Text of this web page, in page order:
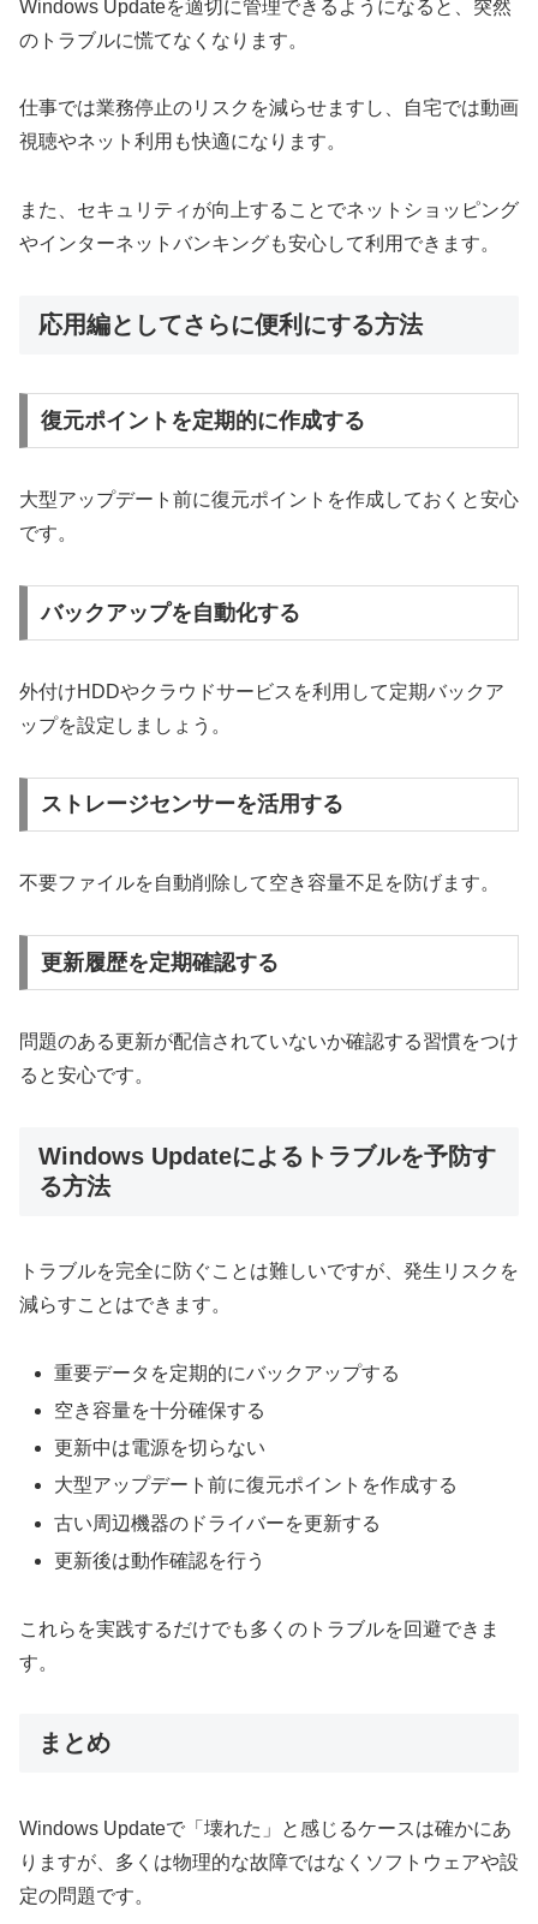
Windows Updateを適切に管理できるようになると、突然
のトラブルに慌てなくなります。
仕事では業務停止のリスクを減らせますし、自宅では動画
視聴やネット利用も快適になります。
また、セキュリティが向上することでネットショッピング
やインターネットバンキングも安心して利用できます。
応用編としてさらに便利にする方法
復元ポイントを定期的に作成する
大型アップデート前に復元ポイントを作成しておくと安心
です。
バックアップを自動化する
外付けHDDやクラウドサービスを利用して定期バックア
ップを設定しましょう。
ストレージセンサーを活用する
不要ファイルを自動削除して空き容量不足を防げます。
更新履歴を定期確認する
問題のある更新が配信されていないか確認する習慣をつけ
ると安心です。
Windows Updateによるトラブルを予防す
る方法
トラブルを完全に防ぐことは難しいですが、発生リスクを
減らすことはできます。
重要データを定期的にバックアップする
空き容量を十分確保する
更新中は電源を切らない
大型アップデート前に復元ポイントを作成する
古い周辺機器のドライバーを更新する
更新後は動作確認を行う
これらを実践するだけでも多くのトラブルを回避できま
す。
まとめ
Windows Updateで「壊れた」と感じるケースは確かにあ
りますが、多くは物理的な故障ではなくソフトウェアや設
定の問題です。